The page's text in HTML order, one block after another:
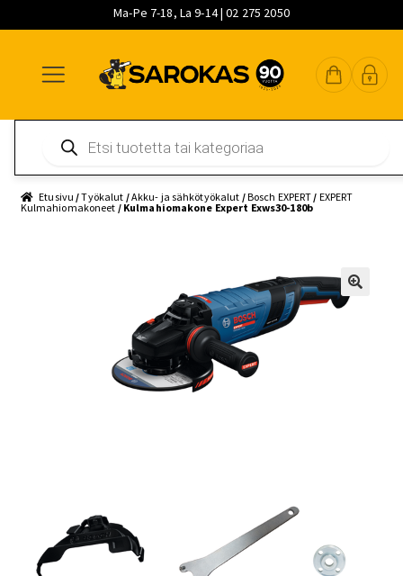
Ma-Pe 7-18, La 9-14 | 02 275 2050
navigointiin
sisältöön
pääsisältöön
search
Etusivu /Työkalut /Akku- ja sähkötyökalut /Bosch EXPERT / EXPERT
Kulmahiomakoneet / Kulmahiomakone Expert Exws30-180b